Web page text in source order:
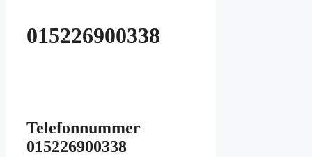
015226900338
Telefonnummer
015226900338